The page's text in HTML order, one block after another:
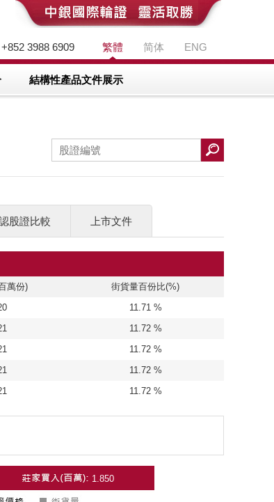
繁體 简体 ENG
3988 6909
結構性產品文件展示
股證比較 上市文件
萬份)
街貨量百份比(%)
11.71 %
11.72 %
11.72 %
11.72 %
11.72 %